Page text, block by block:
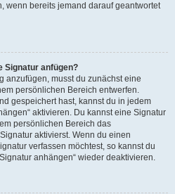
wenn bereits jemand darauf geantwortet
Signatur anfügen?
anzufügen, musst du zunächst eine
persönlichen Bereich entwerfen.
gespeichert hast, kannst du in jedem
aktivieren. Du kannst eine Signatur
persönlichen Bereich das
aktivierst. Wenn du einen
verfassen möchtest, so kannst du
anhängen“ wieder deaktivieren.